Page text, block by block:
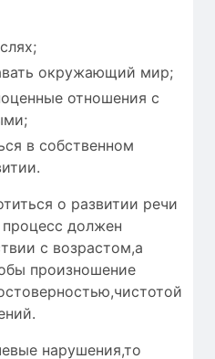
окружающий мир;
отношения с
в собственном
о развитии речи
должен
с возрастом,а
произношение
,чистотой
.
нарушения,то